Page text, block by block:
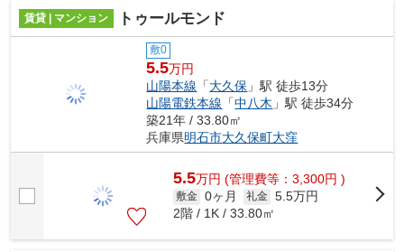
賃貸 | マンション トゥールモンド
敷0
5.5万円
山陽本線 「大久保 」駅 徒歩13分
山陽電鉄本線 「中八木 」駅 徒歩34分
築21年 / 33.80㎡
兵庫県明石市大久保町大窪
5.5万円 (管理費等：3,300円 )
敷金 0ヶ月 礼金 5.5万円
2階 / 1K / 33.80㎡